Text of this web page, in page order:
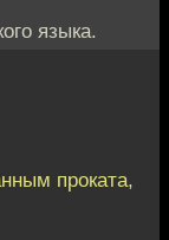
языка.
проката,